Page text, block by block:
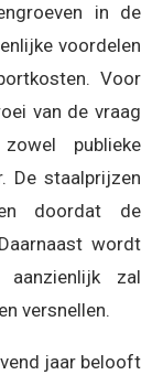
in de
voordelen
Voor
van de vraag
publieke
De staalprijzen
doordat de
wordt
aanzienlijk zal
versnellen.
jaar belooft